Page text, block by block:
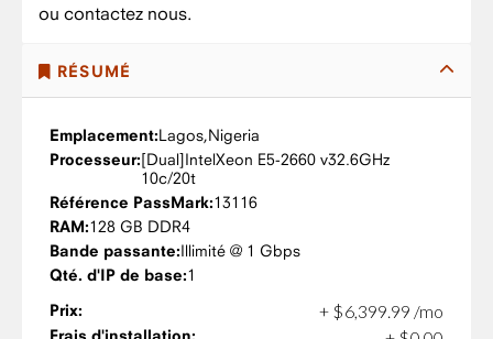
ou contactez nous.
RÉSUMÉ
Emplacement:Lagos,Nigeria
Processeur:
IntelXeon E5-2660 v32.6GHz
10c/20t
Référence PassMark:13116
RAM:128 GB DDR4
Bande passante:Illimité @ 1 Gbps
Qté. d'IP de base:1
Prix:
+ $6,399.99 /mo